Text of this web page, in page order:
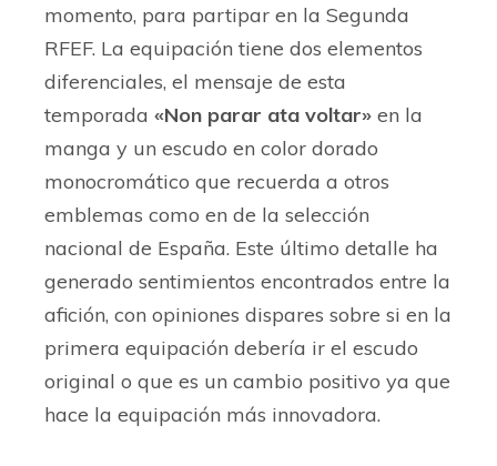
momento, para partipar en la Segunda
RFEF. La equipación tiene dos elementos
diferenciales, el mensaje de esta
temporada «Non parar ata voltar» en la
manga y un escudo en color dorado
monocromático que recuerda a otros
emblemas como en de la selección
nacional de España. Este último detalle ha
generado sentimientos encontrados entre la
afición, con opiniones dispares sobre si en la
primera equipación debería ir el escudo
original o que es un cambio positivo ya que
hace la equipación más innovadora.